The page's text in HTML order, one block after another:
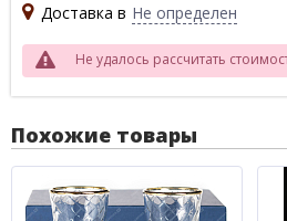
Доставка в Не определен
Не удалось рассчитать
Похожие товары